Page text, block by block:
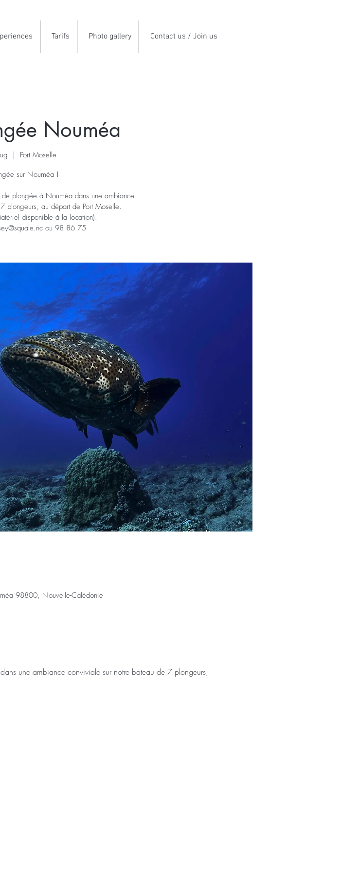
Tarifs Photo gallery Contact us / Join us
Nouméa
  |
Port Moselle
sur Nouméa !
plongée à Nouméa dans une ambiance
plongeurs, au départ de Port Moselle.
disponible à la location).
ou 98 86 75
98800, Nouvelle-Calédonie
une ambiance conviviale sur notre bateau de 7 plongeurs,